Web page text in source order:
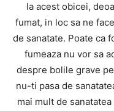
la acest obicei,
fumat, in loc sa ne
de sanatate. Poate ca
fumeaza nu vor sa
despre bolile grave
nu-ti pasa de
mai mult de